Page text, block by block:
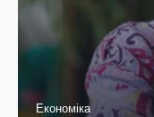
Економіка